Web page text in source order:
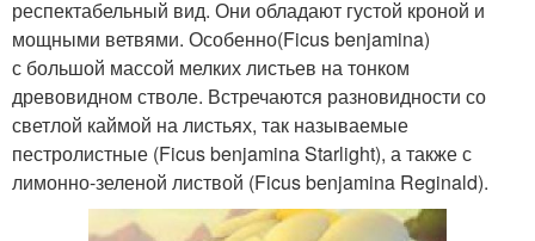
респектабельный вид. Они обладают густой кроной и
мощными ветвями. Особенно(Ficus benjamina)
с большой массой мелких листьев на тонком
древовидном стволе. Встречаются разновидности со
светлой каймой на листьях, так называемые
пестролистные (Ficus benjamina Starlight), а также с
лимонно-зеленой листвой (Ficus benjamina Reginald).